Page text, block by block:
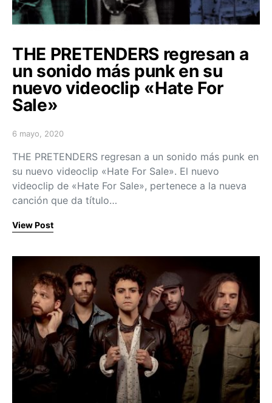
THE PRETENDERS regresan a
un sonido más punk en su
nuevo videoclip «Hate For
Sale»
Posted on
6 mayo, 2020
THE PRETENDERS regresan a un sonido más punk en
su nuevo videoclip «Hate For Sale». El nuevo
videoclip de «Hate For Sale», pertenece a la nueva
canción que da título…
View Post